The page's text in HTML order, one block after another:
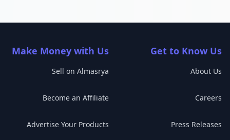
Get to Know Us
About Us
Careers
Press Releases
Make Money with Us
Sell on Almasrya
Become an Affiliate
Advertise Your Products